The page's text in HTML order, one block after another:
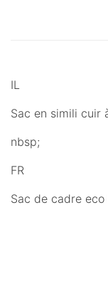
IL
Sac en simili cuir
nbsp;
FR
Sac de cadre